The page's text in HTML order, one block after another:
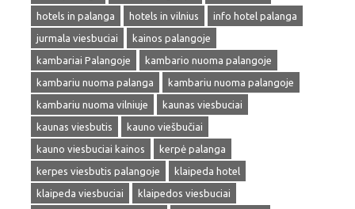
hotels in palanga
hotels in vilnius
info hotel palanga
jurmala viesbuciai
kainos palangoje
kambariai Palangoje
kambario nuoma palangoje
kambariu nuoma palanga
kambariu nuoma palangoje
kambariu nuoma vilniuje
kaunas viesbuciai
kaunas viesbutis
kauno viešbučiai
kauno viesbuciai kainos
kerpė palanga
kerpes viesbutis palangoje
klaipeda hotel
klaipeda viesbuciai
klaipedos viesbuciai